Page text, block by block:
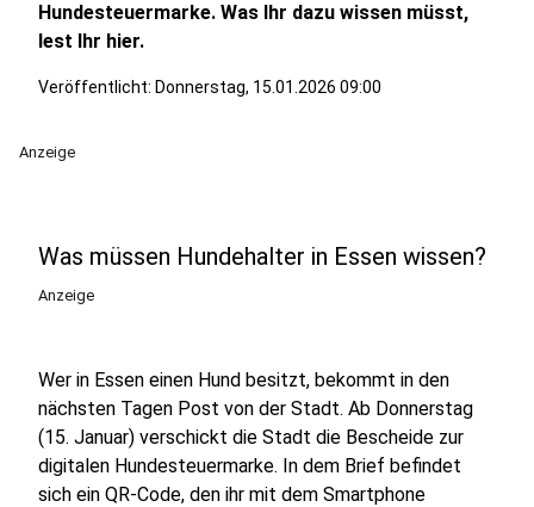
Hundesteuermarke. Was Ihr dazu wissen müsst,
lest Ihr hier.
Veröffentlicht: Donnerstag, 15.01.2026 09:00
Anzeige
Was müssen Hundehalter in Essen wissen?
Anzeige
Wer in Essen einen Hund besitzt, bekommt in den
nächsten Tagen Post von der Stadt. Ab Donnerstag
(15. Januar) verschickt die Stadt die Bescheide zur
digitalen Hundesteuermarke. In dem Brief befindet
sich ein QR-Code, den ihr mit dem Smartphone